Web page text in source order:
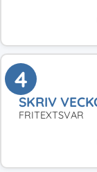
4
SKRIV
FRITEXTSVAR